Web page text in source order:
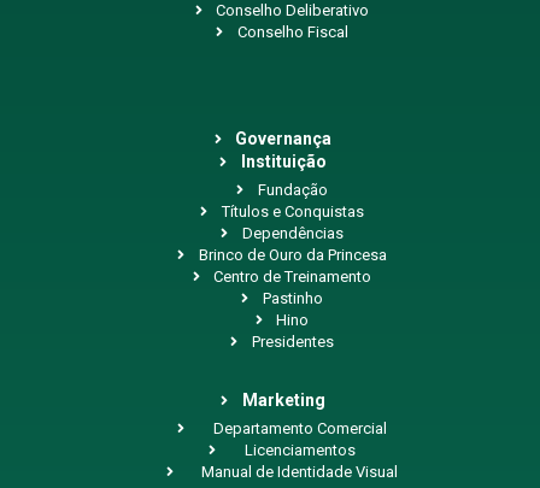
Conselho Deliberativo
Conselho Fiscal
Governança
Instituição
Fundação
Títulos e Conquistas
Dependências
Brinco de Ouro da Princesa
Centro de Treinamento
Pastinho
Hino
Presidentes
Marketing
Departamento Comercial
Licenciamentos
Manual de Identidade Visual